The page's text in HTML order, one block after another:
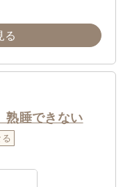
る
熟睡できない